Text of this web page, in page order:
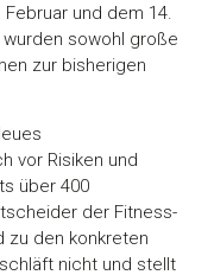
und dem 14.
sowohl große
zur bisherigen
vor Risiken und
über 400
der Fitness-
zu den konkreten
nicht und stellt